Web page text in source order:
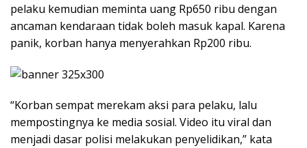
pelaku kemudian meminta uang Rp650 ribu dengan
ancaman kendaraan tidak boleh masuk kapal. Karena
panik, korban hanya menyerahkan Rp200 ribu.
“Korban sempat merekam aksi para pelaku, lalu
mempostingnya ke media sosial. Video itu viral dan
menjadi dasar polisi melakukan penyelidikan,” kata